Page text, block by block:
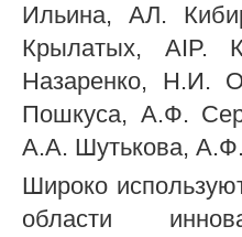
Ильина, АЛ.
Крылатых, AIP.
Назаренко, Н.И.
Пошкуса, А.Ф.
A.A. Шутькова,
Широко
области